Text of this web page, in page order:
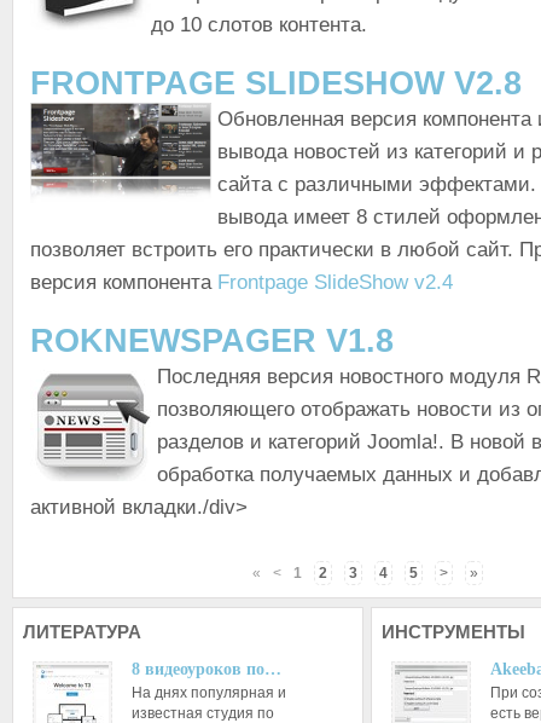
до 10 слотов контента.
FRONTPAGE SLIDESHOW V2.8
Обновленная версия
вывода новостей из категорий и
сайта с различными
вывода имеет 8 стилей
позволяет встроить его практически в любой сайт.
версия компонента Frontpage SlideShow v2.4
ROKNEWSPAGER V1.8
Последняя версия новостного модуля
позволяющего отображать новости из
разделов и категорий Joomla!. В новой
обработка получаемых данных и
активной вкладки./div>
« < 1 2 3 4 5 > »
ЛИТЕРАТУРА
8 видеоуроков по…
На днях популярная и
известная студия по
ИНСТРУМЕНТЫ
При
есть